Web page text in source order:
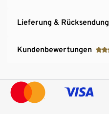
Lieferung & Rücksendung
Kundenbewertungen